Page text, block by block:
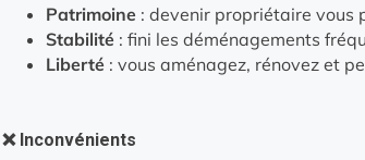
Patrimoine: devenir propriétaire vous
Stabilité: fini les déménagements
Liberté: vous aménagez, rénovez et
❌ Inconvénients